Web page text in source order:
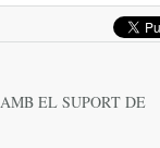
AMB EL SUPORT DE